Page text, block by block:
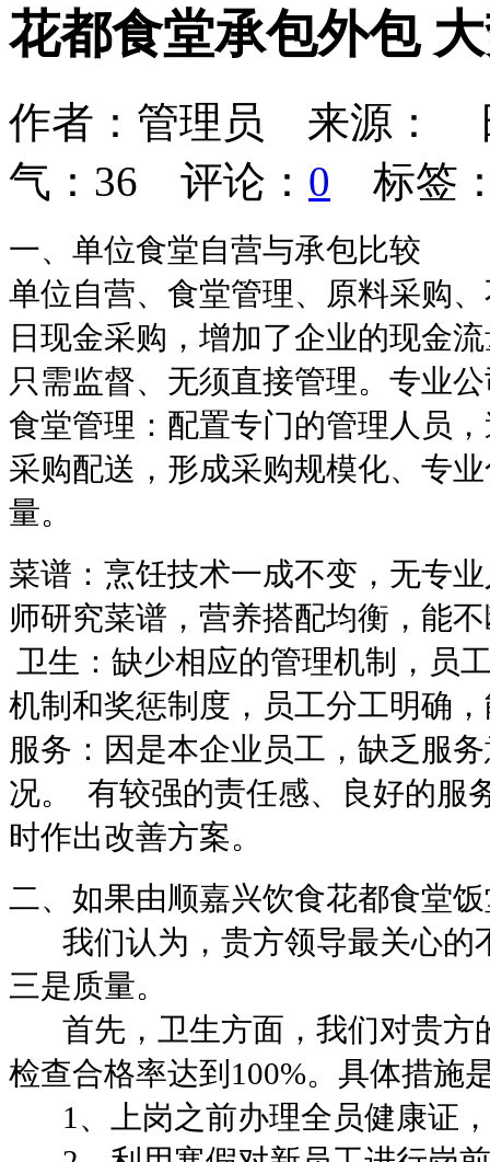
花都食堂承包外包
作者：管理员 来源：
气： 36 评论： 0 标签
一、单位食堂自营与承包比较
单位自营、食堂管理、原料采购
日现金采购，增加了企业的现金
只需监督、无须直接管理。专业
食堂管理： 配置专门的管理人员
采购配送，形成采购规模化、专
量。
菜谱： 烹饪技术一成不变，无专
师研究菜谱，营养搭配均衡，能
卫生：缺少相应的管理机制，员
机制和奖惩制度，员工分工明确
服务： 因是本企业员工，缺乏服
况。
有较强的责任感、良好的服
时作出改善方案。
二、如果由顺嘉兴饮食花都食堂
我们认为，贵方领导最关心
三是质量。
首先，卫生方面，我们对贵
检查合格率达到 100%。具体措施
1 、上岗之前办理全员健康证